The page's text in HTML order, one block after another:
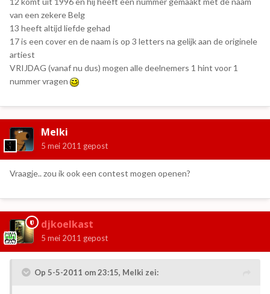
van een zekere Belg
13 heeft altijd liefde gehad
17 is een cover en de naam is op 3 letters na gelijk aan de originele
artiest
VRIJDAG (vanaf nu dus) mogen alle deelnemers 1 hint voor 1
nummer vragen
Melki
5 mei 2011 gepost
Vraagje.. zou ik ook een contest mogen openen?
djkoelkast
5 mei 2011 gepost
Op 5-5-2011 om 23:15, Melki zei: